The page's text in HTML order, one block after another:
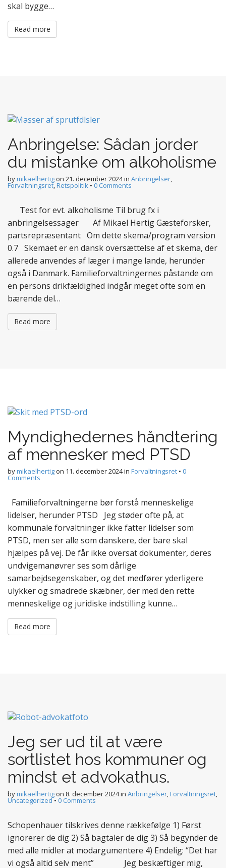
skal bygge…
Read more
Anbringelse: Sådan jorder
du mistanke om alkoholisme
bymikaelhertigon 21. december 2024in Anbringelser,
Forvaltningsret,Retspolitik • 0 Comments
Test for evt. alkoholisme Til brug fx i
anbringelsessager Af Mikael Hertig Gæsteforsker,
partsrepræsentant Om dette skema/program version
0.7 Skemaet er en dansk oversættelse af et skema, der
allerede anvendes af læger i mange lande, herunder
også i Danmark. Familieforvaltningernes påstande om
en persons drikfældighed indgår meget ofte som en
bærende del…
Read more
Myndighedernes håndtering
af mennesker med PTSD
bymikaelhertigon 11. december 2024in Forvaltningsret • 0
Comments
Familieforvaltningerne bør forstå menneskelige
lidelser, herunder PTSD Jeg støder ofte på, at
kommunale forvaltninger ikke fatter lidelser som
PTSD, men ser alle som danskere, der bare skal
hjælpes på vej. De får ikke oversat dokumenter, deres
undvigemanøvrer ses som dårlige
samarbejdsegenskaber, og det medfører yderligere
ulykker og smadrede skæbner, der med den rette
menneskelige og juridiske indstilling kunne…
Read more
Jeg ser ud til at være
sortlistet hos kommuner og
mindst et advokathus.
bymikaelhertigon 8. december 2024in Anbringelser,Forvaltningsret,
Uncategorized• 0 Comments
Schopenhauer tilskrives denne rækkefølge 1) Først
ignorerer de dig 2) Så bagtaler de dig 3) Så begynder de
med alle midler at modargumentere 4) Endelig: “Det har
vi også altid selv ment” Jeg beskæftiger mig,